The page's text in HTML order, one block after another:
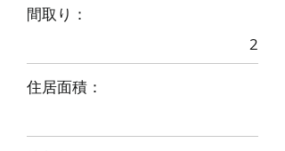
間取り：
2
住居面積：